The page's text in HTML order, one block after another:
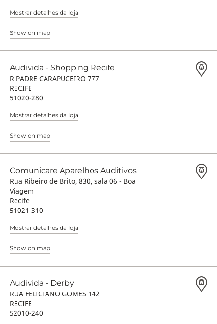
Mostrar detalhes da loja
Show on map
Audivida - Shopping Recife
R PADRE CARAPUCEIRO 777
RECIFE
51020-280
Mostrar detalhes da loja
Show on map
Comunicare Aparelhos Auditivos
Rua Ribeiro de Brito, 830, sala 06 - Boa
Viagem
Recife
51021-310
Mostrar detalhes da loja
Show on map
Audivida - Derby
RUA FELICIANO GOMES 142
RECIFE
52010-240